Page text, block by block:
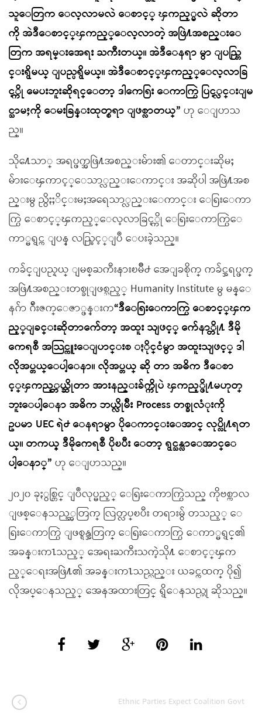
သူေတြက ေလ့လာမလဲ ေစာင့္ ၾကည့္မလဲ ဆိုတာ
ကို အဲဒီေစာင့္ၾကည့္ေလ့လာတဲ့ အဖြဲ႔အစည္းေ
တြက အရမ္းအေရး ႀကီးတယ္။ အဲဒီေနရာ မွာ ျပည္တြ
င္းရွိမယ္ ျပည္ပရွိမယ္။ အဲဒီေစာင့္ၾကည့္ေလ့လာခြ
င့္ကို မေပးဘူးဆိုရင္ေတာ့ ဒါကေရြး ေကာက္ပြဲ ပြင့္လင္းျမ
င္သာမႈကို ေမးခြန္းထုတ္စရာ ျဖစ္လာတယ္” ဟု ေျပာသ
ည္။
သို႔ေသာ္ အရပ္ဖက္အဖြဲ႔အစည္းမ်ား၏ ေတာင္းဆိုမႈ
မ်ားေၾကာင့္ေသာ္လည္းေကာင္း အဆိုပါ အဖြဲ႔အစ
ည္းမွ ညွိႏႈိင္းမႈအရေသာ္လည္းေကာင္း ေရြးေကာ
က္ပြဲ ေစာင့္ၾကည့္ေလ့လာခြင့္ကို ေရြးေကာက္ပြဲေ
ကာ္မရွင္က ျပန္ လည္ခြင့္ျပဳ ေပးခဲ့သည္။
ကခ်င္ျပည္နယ္ ျမစ္ႀကီးနားၿမိဳ႕ အေျခစိုက္ ကခ်င္အရပ္ဖက္
အဖြဲ႔အစည္းတစ္ခုျဖစ္သည့္ Humanity Institute မွ မန္ေ
နဂ်ာ ဂ်ိဴးဇက္ေဇာ္ဖန္းက“ဒီေရြးေကာက္ပြဲ ေစာင့္ၾက
ည့္ျခင္းဆိုတာက်ေတာ့ အထူး သျဖင့္ က်ေနာ္တို႔ ဒီမို
ကေရစီ အသြင္ကူးေျပာင္းစ ႏိုင္ငံမွာ အထူးသျဖင့္ ဒါ
လိုအပ္တယ္ေပါ့ေနာ။ လိုအပ္တယ္ ဆို တာ အဓိက ဒီေစာ
င့္ၾကည့္တယ္ဆိုတာ အားနည္းခ်က္ကိုပဲ ၾကည့္ဖို႔မဟုတ္
ဘူးေပါ့ေနာ အဓိက ဘယ္လိုမ်ိဳး Process တစ္ခုလံုးကို
ဥပမာ UEC ရဲ႕ ေနရာမွာ ပိုေကာင္းေအာင္ လုပ္လို႔ရတ
ယ္။ တကယ့္ ဒီမိုကေရစီ ပိုၿပီး ေတာ့ ရွင္သန္လာေအာင္ေ
ပါ့ေနာ္” ဟု ေျပာသည္။
၂၀၂၀ ခုႏွစ္တြင္ ျပဳလုပ္မည့္ ေရြးေကာက္ပြဲသည္ ကိုဗစ္ကာလ
ျဖစ္ေနသည့္အတြက္ လြတ္လပ္ၿပီး တရားမွ် တသည့္ ေ
ရြးေကာက္ပြဲ ျဖစ္ရန္အတြက္ ေရြးေကာက္ပြဲ ေကာ္မရွင္၏
အခန္းက႑သည့္ အေရးႀကီးသကဲ့သို႔ ေစာင့္ၾက
ည့္ေရးအဖြဲ႔၏ အခန္းက႑သည္လည္း ယခင္ကထက္ ပို၍
လိုအပ္ေနသည့္ အေနအထားတြင္ ရွိေနသည္ဟု ဆိုသည္။
Ethnic Parties Expect Coalition Govt